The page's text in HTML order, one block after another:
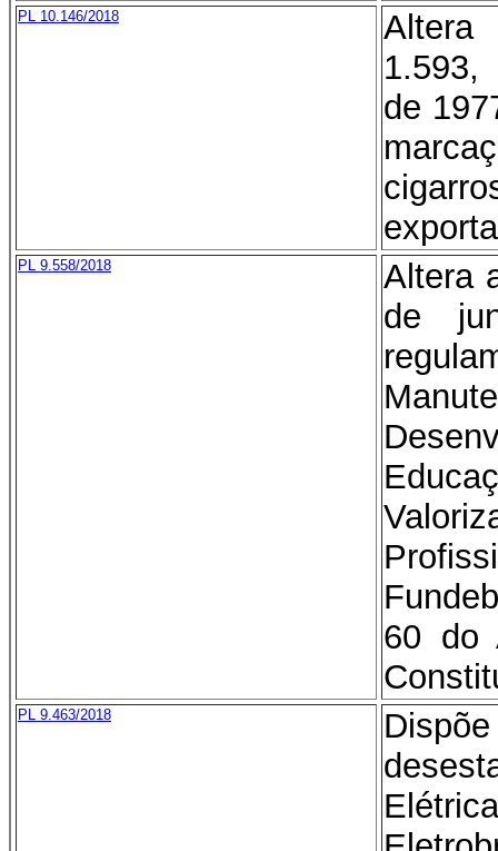
PL 10.146/2018
de
PL 9.558/2018
Altera
de
60 do
PL 9.463/2018